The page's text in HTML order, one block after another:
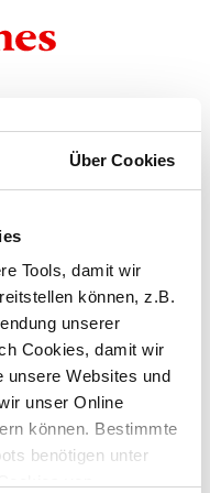
Über Cookies
Tools, damit wir
können, z.B.
unserer
Cookies, damit wir
unsere Websites und
unser Online
können. Bestimmte
benötigen unter
Featured
eigene
–
über
der